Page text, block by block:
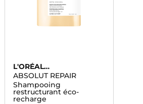
L'ORÉAL
PROFESSIONNEL
ABSOLUT REPAIR
Shampooing
restructurant éco-
recharge